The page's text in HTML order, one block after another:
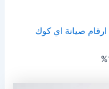
ارقام صيانة اي كوك